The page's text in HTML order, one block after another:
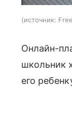
источник:
Онлайн-
школьник
его